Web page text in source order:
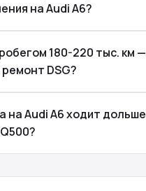
на Audi A6?
180-220 тыс. км —
DSG?
на Audi A6 ходит дольше